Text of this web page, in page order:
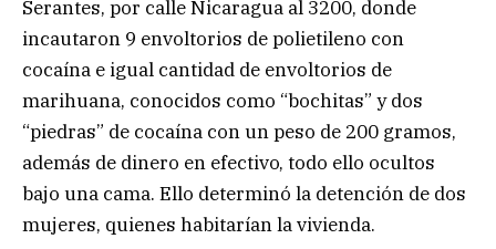
Serantes, por calle Nicaragua al 3200, donde
incautaron 9 envoltorios de polietileno con
cocaína e igual cantidad de envoltorios de
marihuana, conocidos como “bochitas” y dos
“piedras” de cocaína con un peso de 200 gramos,
además de dinero en efectivo, todo ello ocultos
bajo una cama. Ello determinó la detención de dos
mujeres, quienes habitarían la vivienda.